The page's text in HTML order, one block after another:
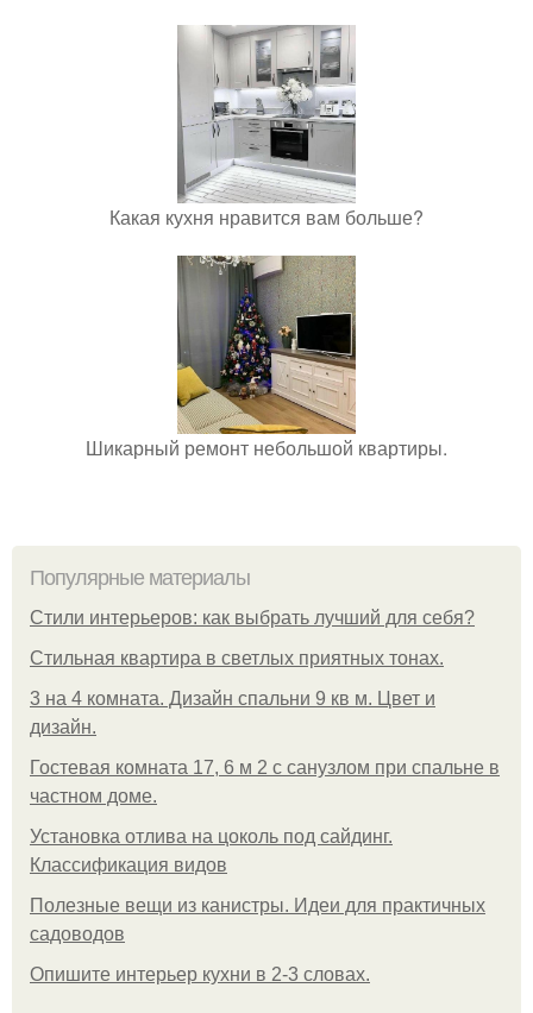
Какая кухня нравится вам больше?
Шикарный ремонт небольшой квартиры.
Популярные материалы
Стили интерьеров: как выбрать лучший для себя?
Стильная квартира в светлых приятных тонах.
3 на 4 комната. Дизайн спальни 9 кв м. Цвет и
дизайн.
Гостевая комната 17, 6 м 2 с санузлом при спальне в
частном доме.
Установка отлива на цоколь под сайдинг.
Классификация видов
Полезные вещи из канистры. Идеи для практичных
садоводов
Опишите интерьер кухни в 2-3 словах.